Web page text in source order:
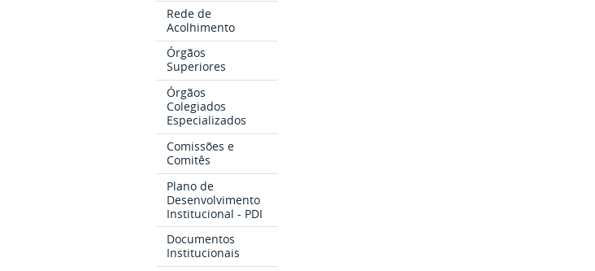
Rede de
Acolhimento
Órgãos
Superiores
Órgãos
Colegiados
Especializados
Comissões e
Comitês
Plano de
Desenvolvimento
Institucional - PDI
Documentos
Institucionais